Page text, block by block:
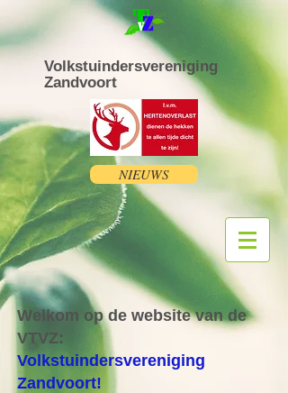
Volkstuindersvereniging
Zandvoort
NIEUWS
Welkom op de website van de
VTVZ:
Volkstuindersvereniging
Zandvoort!